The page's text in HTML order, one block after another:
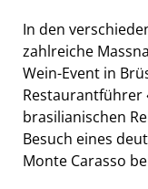
In den
zahlreiche
Wein-Event in
Restaurantführer
brasilianischen
Besuch eines
Monte Carasso